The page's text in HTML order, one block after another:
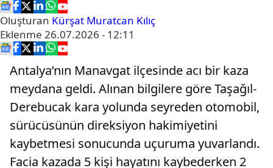
Oluşturan Kürşat Muratcan Kılıç
Eklenme 26.07.2026 - 12:11
Antalya’nın Manavgat ilçesinde acı bir kaza
meydana geldi. Alınan bilgilere göre Taşağıl-
Derebucak kara yolunda seyreden otomobil,
sürücüsünün direksiyon hakimiyetini
kaybetmesi sonucunda uçuruma yuvarlandı.
Facia kazada 5 kişi hayatını kaybederken 2